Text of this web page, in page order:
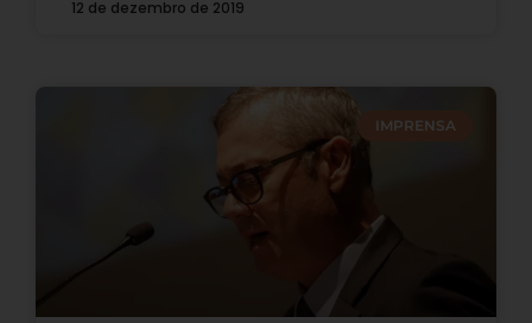
12 de dezembro de 2019
IMPRENSA